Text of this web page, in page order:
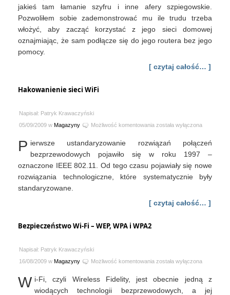
jakieś tam łamanie szyfru i inne afery szpiegowskie.
Pozwoliłem sobie zademonstrować mu ile trudu trzeba
włożyć, aby zacząć korzystać z jego sieci domowej
oznajmiając, że sam podłącze się do jego routera bez jego
pomocy.
[ czytaj całość… ]
Hakowanienie sieci WiFi
Napisał: Patryk Krawaczyński
05/09/2009 w Magazyny Możliwość komentowania Hakowanienie
WiFi
została wyłączona
P ierwsze ustandaryzowanie rozwiązań połączeń
bezprzewodowych pojawiło się w roku 1997 –
oznaczone IEEE 802.11. Od tego czasu pojawiały się nowe
rozwiązania technologiczne, które systematycznie były
standaryzowane.
[ czytaj całość… ]
Bezpieczeństwo Wi-Fi – WEP, WPA i WPA2
Napisał: Patryk Krawaczyński
16/08/2009 w Magazyny Możliwość komentowania Bezpieczeństwo
Fi
–
została wyłączona
W i-Fi, czyli Wireless Fidelity, jest obecnie jedną z
wiodących technologii bezprzewodowych, a jej